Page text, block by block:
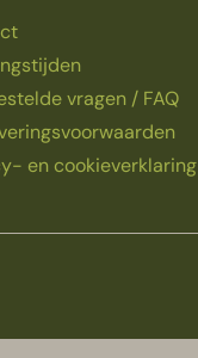
vragen / FAQ
en cookieverklaring